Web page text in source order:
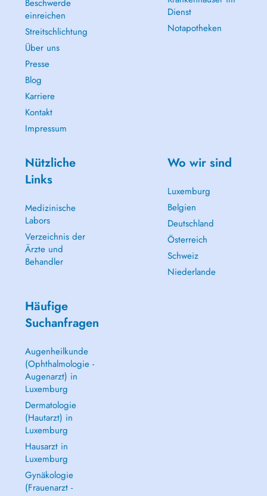
Beschwerde
einreichen
Streitschlichtung
Über uns
Presse
Blog
Karriere
Kontakt
Impressum
Dienst
Notapotheken
Nützliche
Links
Medizinische
Labors
Verzeichnis der
Ärzte und
Behandler
Wo wir sind
Luxemburg
Belgien
Deutschland
Österreich
Schweiz
Niederlande
Häufige
Suchanfragen
Augenheilkunde
(Ophthalmologie -
Augenarzt) in
Luxemburg
Dermatologie
(Hautarzt) in
Luxemburg
Hausarzt in
Luxemburg
Gynäkologie
(Frauenarzt -